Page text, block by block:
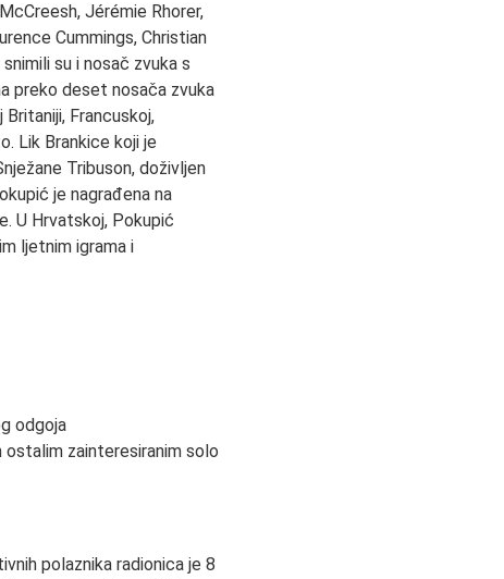
Jérémie Rhorer,
Cummings, Christian
su i nosač zvuka s
preko deset nosača zvuka
Francuskoj,
Lik Brankice koji je
Tribuson, doživljen
je nagrađena na
U Hrvatskoj, Pokupić
ljetnim igrama i
odgoja
ostalim zainteresiranim solo
polaznika radionica je 8